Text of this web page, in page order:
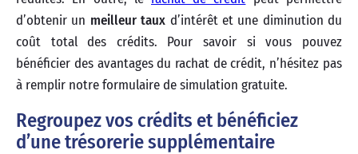
d’obtenir un meilleur taux d’intérêt et une diminution du
coût total des crédits. Pour savoir si vous pouvez
bénéficier des avantages du rachat de crédit, n’hésitez pas
à remplir notre formulaire de simulation gratuite.
Regroupez vos crédits et bénéficiez
d’une trésorerie supplémentaire